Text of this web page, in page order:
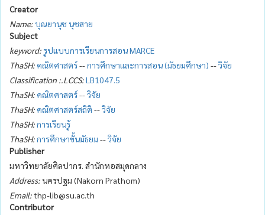
Creator
Name:บุณยานุช นุชสาย
Subject
keyword: รูปแบบการเรียนการสอน MARCE
ThaSH: คณิตศาสตร์--การศึกษาและการสอน (มัธยมศึกษา) --วิจัย
Classification :.LCCS:LB1047.5
ThaSH: คณิตศาสตร์--วิจัย
ThaSH: คณิตศาสตร์สถิติ --วิจัย
ThaSH:การเรียนรู้
ThaSH:การศึกษาขั้นมัธยม --วิจัย
Publisher
มหาวิทยาลัยศิลปากร. สำนักหอสมุดกลาง
Address:นครปฐม (Nakorn Prathom)
Email:thp-lib@su.ac.th
Contributor